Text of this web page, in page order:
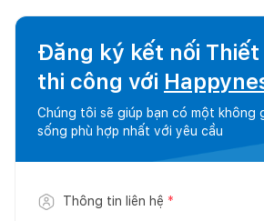
Đăng ký kết nối Thiết
thi công với
Chúng tôi sẽ giúp bạn có một không
sống phù hợp nhất với yêu cầu
Thông tin liên hệ *